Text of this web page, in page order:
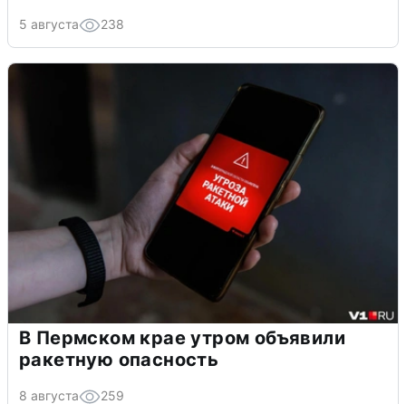
5 августа 238
В Пермском крае утром объявили
ракетную опасность
8 августа 259